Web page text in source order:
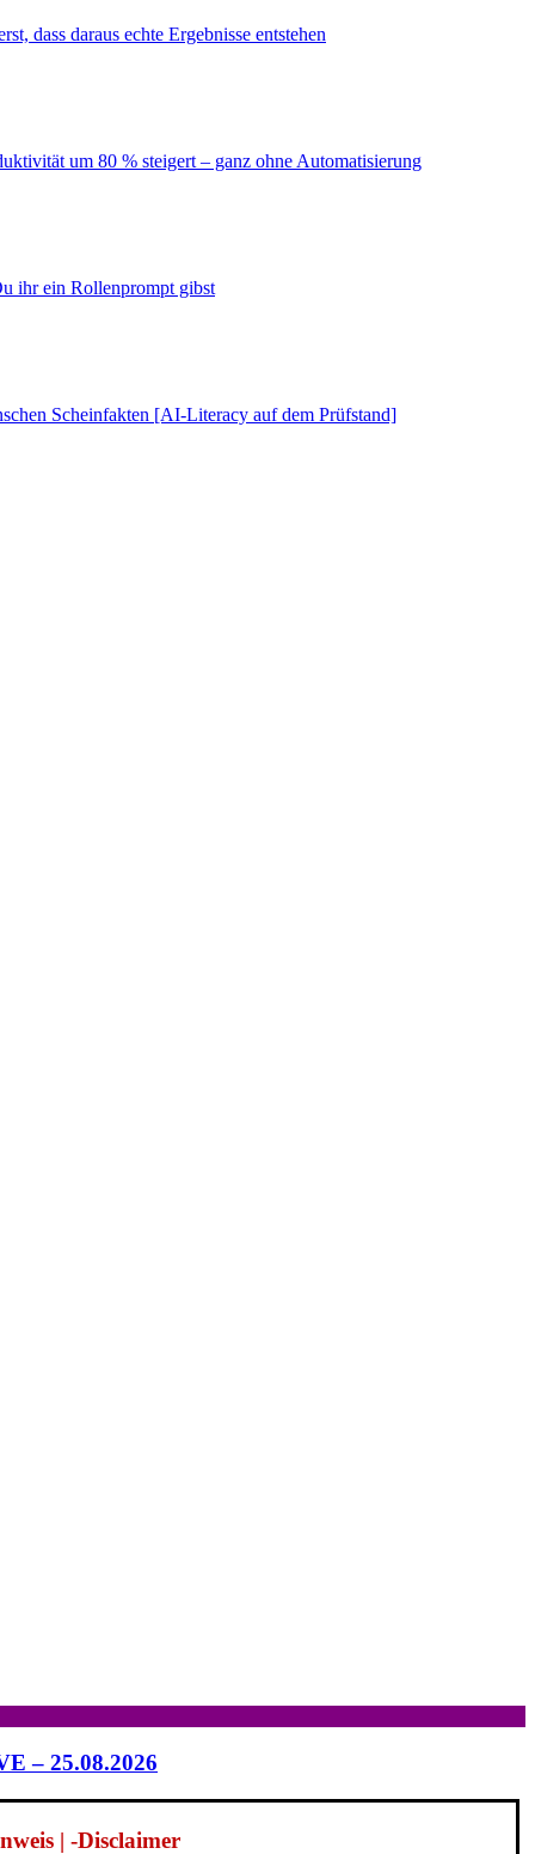
dass daraus echte Ergebnisse entstehen
um 80 % steigert – ganz ohne Automatisierung
ihr ein Rollenprompt gibst
Scheinfakten [AI-Literacy auf dem Prüfstand]
– 25.08.2026
| -Disclaimer